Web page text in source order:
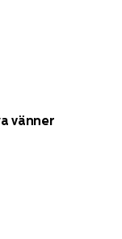
vänner